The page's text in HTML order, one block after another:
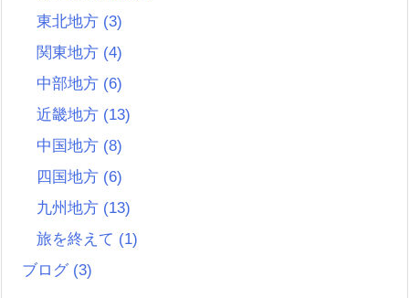
東北地方 (3)
関東地方 (4)
中部地方 (6)
近畿地方 (13)
中国地方 (8)
四国地方 (6)
九州地方 (13)
旅を終えて (1)
ブログ (3)